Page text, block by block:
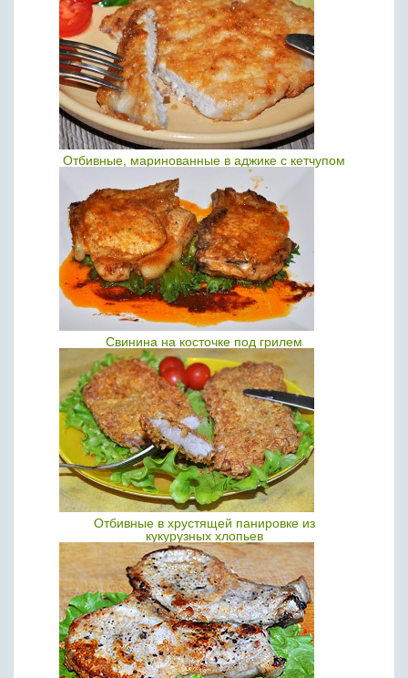
Отбивные, маринованные в аджике с кетчупом
Свинина на косточке под грилем
Отбивные в хрустящей панировке из
кукурузных хлопьев